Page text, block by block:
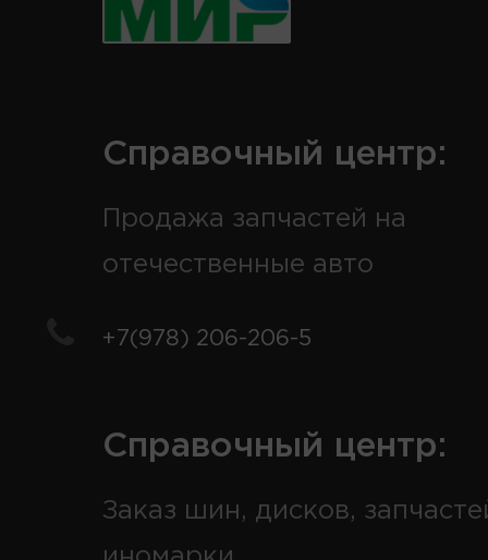
Справочный центр:
Продажа запчастей на
отечественные авто
+7(978) 206-206-5
Справочный центр:
Заказ шин, дисков,